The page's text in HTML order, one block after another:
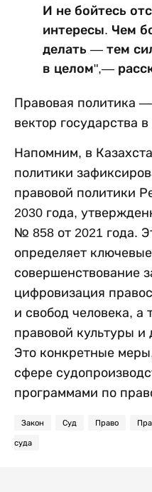
И не бойтесь
интересы. Чем
делать — тем
в целом",—
Правовая политика
вектор государства
Напомним, в
политики
правовой политики
2030 года,
№ 858 от 2021 года.
определяет
совершенствование
цифровизация
и свобод человека, а
правовой культуры
Это конкретные
сфере
программами по
Закон Суд Право
суда